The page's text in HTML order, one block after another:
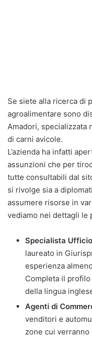
Se siete alla ricerca di
agroalimentare sono
Amadori, specializzata
di carni avicole.
L’azienda ha infatti
assunzioni che per
tutte consultabili dal
si rivolge sia a
assumere risorse in
vediamo nei dettagli le
Specialista
laureato in
esperienza
Completa il profilo
della lingua
Agenti di
venditori e
zone cui verranno